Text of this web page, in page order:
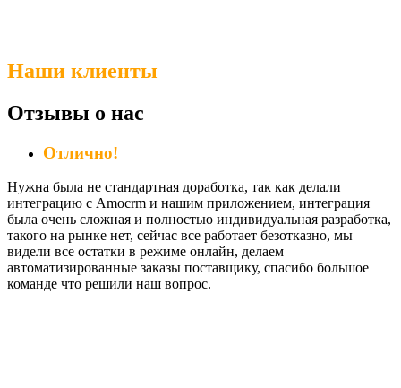
Наши клиенты
Отзывы о нас
Отлично!
Нужна была не стандартная доработка, так как делали
интеграцию с Amocrm и нашим приложением, интеграция
была очень сложная и полностью индивидуальная разработка,
такого на рынке нет, сейчас все работает безотказно, мы
видели все остатки в режиме онлайн, делаем
автоматизированные заказы поставщику, спасибо большое
команде что решили наш вопрос.